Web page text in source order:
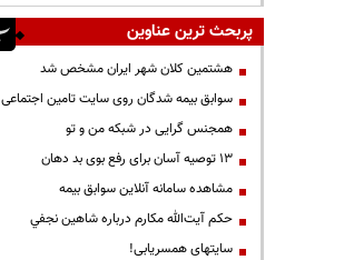
پربحث ترین عناوین
هشتمین کلان شهر ایران مشخص شد
سوابق بیمه شدگان روی سایت تامین اجتماعی
همجنس گرایی در شبکه من و تو
13 توصیه آسان برای رفع بوی بد دهان
مشاهده سامانه آنلاين سوابق بیمه
حكم آيت‌الله مكارم درباره شاهين نجفي
سایتهای همسریابی!